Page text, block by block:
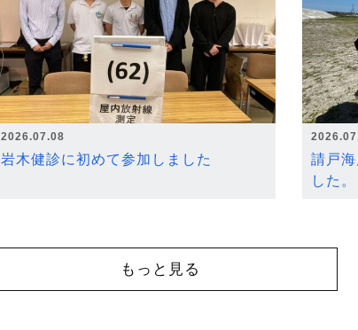
2026.07.08
岩木健診に初めて参加しました
請戸
した。
もっと見る